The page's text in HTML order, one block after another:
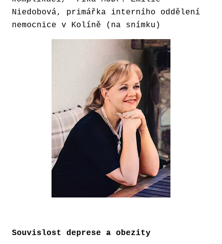
Niedobová, primářka interního oddělení
nemocnice v Kolíně (na snímku)
Souvislost deprese a obezity